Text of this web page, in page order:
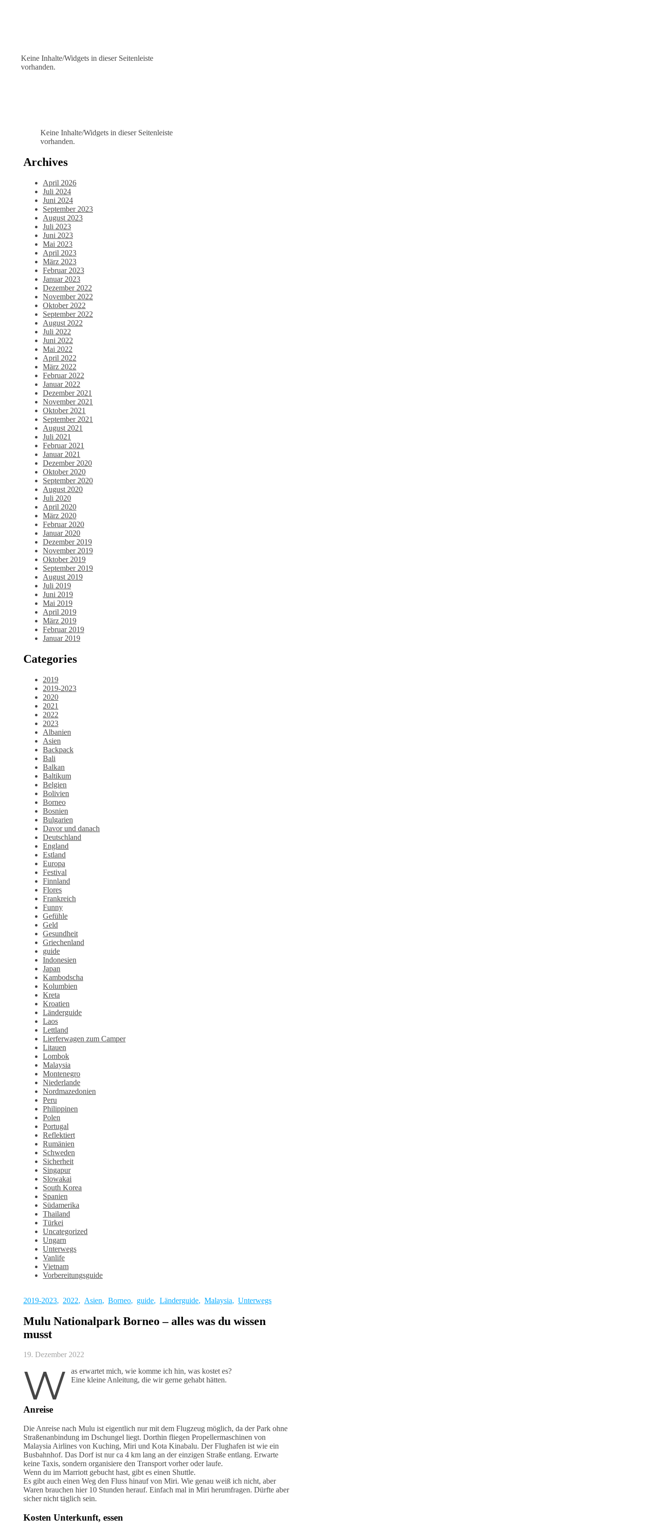
Keine Inhalte/Widgets in dieser Seitenleiste
vorhanden.
Keine Inhalte/Widgets in dieser Seitenleiste
vorhanden.
Archives
April 2026
Juli 2024
Juni 2024
September 2023
August 2023
Juli 2023
Juni 2023
Mai 2023
April 2023
März 2023
Februar 2023
Januar 2023
Dezember 2022
November 2022
Oktober 2022
September 2022
August 2022
Juli 2022
Juni 2022
Mai 2022
April 2022
März 2022
Februar 2022
Januar 2022
Dezember 2021
November 2021
Oktober 2021
September 2021
August 2021
Juli 2021
Februar 2021
Januar 2021
Dezember 2020
Oktober 2020
September 2020
August 2020
Juli 2020
April 2020
März 2020
Februar 2020
Januar 2020
Dezember 2019
November 2019
Oktober 2019
September 2019
August 2019
Juli 2019
Juni 2019
Mai 2019
April 2019
März 2019
Februar 2019
Januar 2019
Categories
2019
2019-2023
2020
2021
2022
2023
Albanien
Asien
Backpack
Bali
Balkan
Baltikum
Belgien
Bolivien
Borneo
Bosnien
Bulgarien
Davor und danach
Deutschland
England
Estland
Europa
Festival
Finnland
Flores
Frankreich
Funny
Gefühle
Geld
Gesundheit
Griechenland
guide
Indonesien
Japan
Kambodscha
Kolumbien
Kreta
Kroatien
Länderguide
Laos
Lettland
Lierferwagen zum Camper
Litauen
Lombok
Malaysia
Montenegro
Niederlande
Nordmazedonien
Peru
Philippinen
Polen
Portugal
Reflektiert
Rumänien
Schweden
Sicherheit
Singapur
Slowakai
South Korea
Spanien
Südamerika
Thailand
Türkei
Uncategorized
Ungarn
Unterwegs
Vanlife
Vietnam
Vorbereitungsguide
2019-2023, 2022, Asien, Borneo, guide, Länderguide, Malaysia, Unterwegs
Mulu Nationalpark Borneo – alles was du wissen
musst
19. Dezember 2022
W
as erwartet mich, wie komme ich hin, was kostet es?
Eine kleine Anleitung, die wir gerne gehabt hätten.
Anreise
Die Anreise nach Mulu ist eigentlich nur mit dem Flugzeug möglich, da der Park ohne
Straßenanbindung im Dschungel liegt. Dorthin fliegen Propellermaschinen von
Malaysia Airlines von Kuching, Miri und Kota Kinabalu. Der Flughafen ist wie ein
Busbahnhof. Das Dorf ist nur ca 4 km lang an der einzigen Straße entlang. Erwarte
keine Taxis, sondern organisiere den Transport vorher oder laufe.
Wenn du im Marriott gebucht hast, gibt es einen Shuttle.
Es gibt auch einen Weg den Fluss hinauf von Miri. Wie genau weiß ich nicht, aber
Waren brauchen hier 10 Stunden herauf. Einfach mal in Miri herumfragen. Dürfte aber
sicher nicht täglich sein.
Kosten Unterkunft, essen